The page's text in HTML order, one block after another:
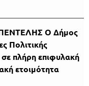
Ο Δήμος
Πολιτικής
πλήρη επιφυλακή
ετοιμότητα